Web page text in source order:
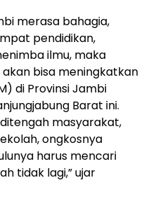
merasa bahagia,
pendidikan,
ilmu, maka
bisa meningkatkan
di Provinsi Jambi
Barat ini.
masyarakat,
ongkosnya
harus mencari
tidak lagi,” ujar